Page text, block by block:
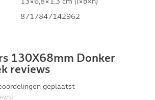
8717847142962
130X68mm Donker
reviews
geplaatst